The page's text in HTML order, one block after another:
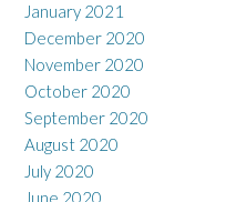
January 2021
December 2020
November 2020
October 2020
September 2020
August 2020
July 2020
June 2020